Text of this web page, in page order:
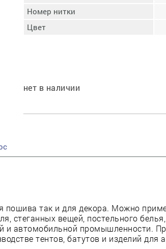
Номер нитки
Цвет
нет в наличии
пошива так и для декора. Можно
стеганных вещей, постельного
и автомобильной промышленности.
тентов, батутов и изделий для